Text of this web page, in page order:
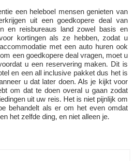
een heleboel mensen genieten van
uit een goedkopere deal van
en reisbureaus land zowel basis en
kortingen als ze hebben, zodat u
met een auto huren ook
een goedkopere deal vragen, moet u
u een reservering maken. Dit is
en een all inclusive pakket dus het is
u dat later doen. Als je kijkt voor
om dat te doen overal u gaan zodat
uit uw reis. Het is niet pijnlijk om
behandelt als er om het even omdat
het zelfde ding, en niet alleen je.